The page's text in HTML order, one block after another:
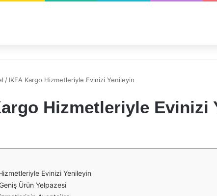
/ IKEA Kargo Hizmetleriyle Evinizi Yenileyin
Hizmetleriyle Evinizi
Evinizi Yenileyin
Ürün Yelpazesi